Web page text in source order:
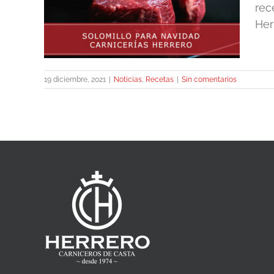
19 diciembre, 2021 Noticias, Recetas Sin comentarios